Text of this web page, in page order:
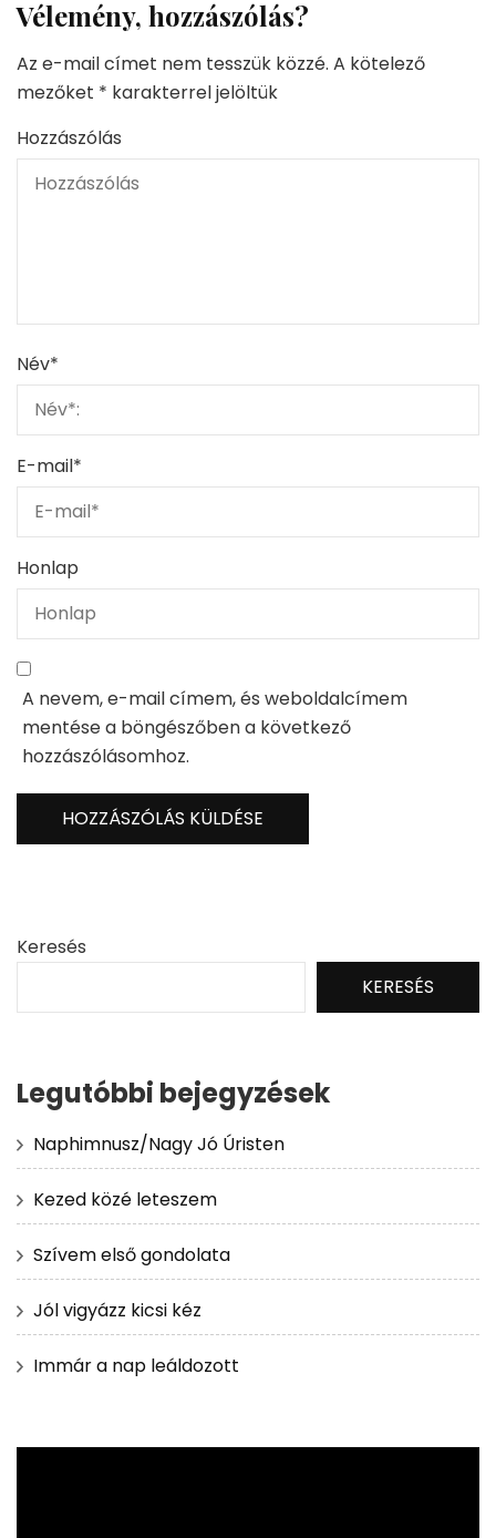
Vélemény, hozzászólás?
Az e-mail címet nem tesszük közzé. A kötelező
mezőket * karakterrel jelöltük
Hozzászólás
Név*
E-mail*
Honlap
A nevem, e-mail címem, és weboldalcímem
mentése a böngészőben a következő
hozzászólásomhoz.
Keresés
KERESÉS
Legutóbbi bejegyzések
Naphimnusz/Nagy Jó Úristen
Kezed közé leteszem
Szívem első gondolata
Jól vigyázz kicsi kéz
Immár a nap leáldozott